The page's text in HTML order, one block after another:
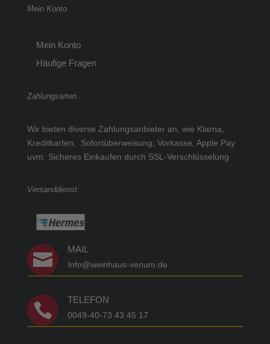
Mein Konto
Mein Konto
Häufige Fragen
Zahlungsarten :
Wir bieten diverse Zahlungsanbieter an, wie Klarna,
Kreditkarten, Sofortüberweisung, Vorkasse, Apple Pay
uvm. Sicheres Einkaufen durch SSL-Verschlüsselung
Versanddienst:

MAIL
Info@weinhaus-venum.de

TELEFON
0049-40-73 43 45 17